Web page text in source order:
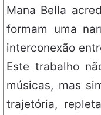
Mana Bella
formam uma
interconexão
Este trabalho
músicas, mas
trajetória,